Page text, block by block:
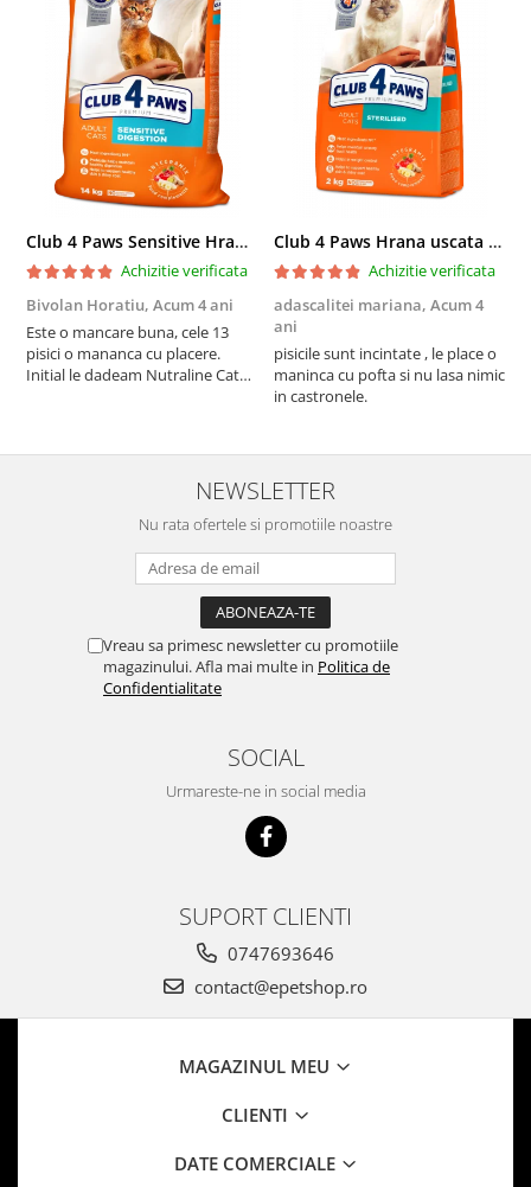
Club 4 Paws Sensitive Hrana uscata pisici adulte, 14kg
Achizitie verificata
Bivolan Horatiu, Acum 4 ani
Este o mancare buna, cele 13
pisici o mananca cu placere.
Initial le dadeam Nutraline Cat
nu o mananca cu placere. Eu
sunt multumit si voi continua cu
Club 4 Paws Hrana uscata pisici sterilizate, 2kg
Achizitie verificata
adascalitei mariana, Acum 4
ani
pisicile sunt incintate , le place o
maninca cu pofta si nu lasa nimic
in castronele.
NEWSLETTER
Nu rata ofertele si promotiile noastre
Vreau sa primesc newsletter cu promotiile
magazinului. Afla mai multe in Politica de
Confidentialitate
SOCIAL
Urmareste-ne in social media
SUPORT CLIENTI
0747693646
contact@epetshop.ro
MAGAZINUL MEU
CLIENTI
DATE COMERCIALE